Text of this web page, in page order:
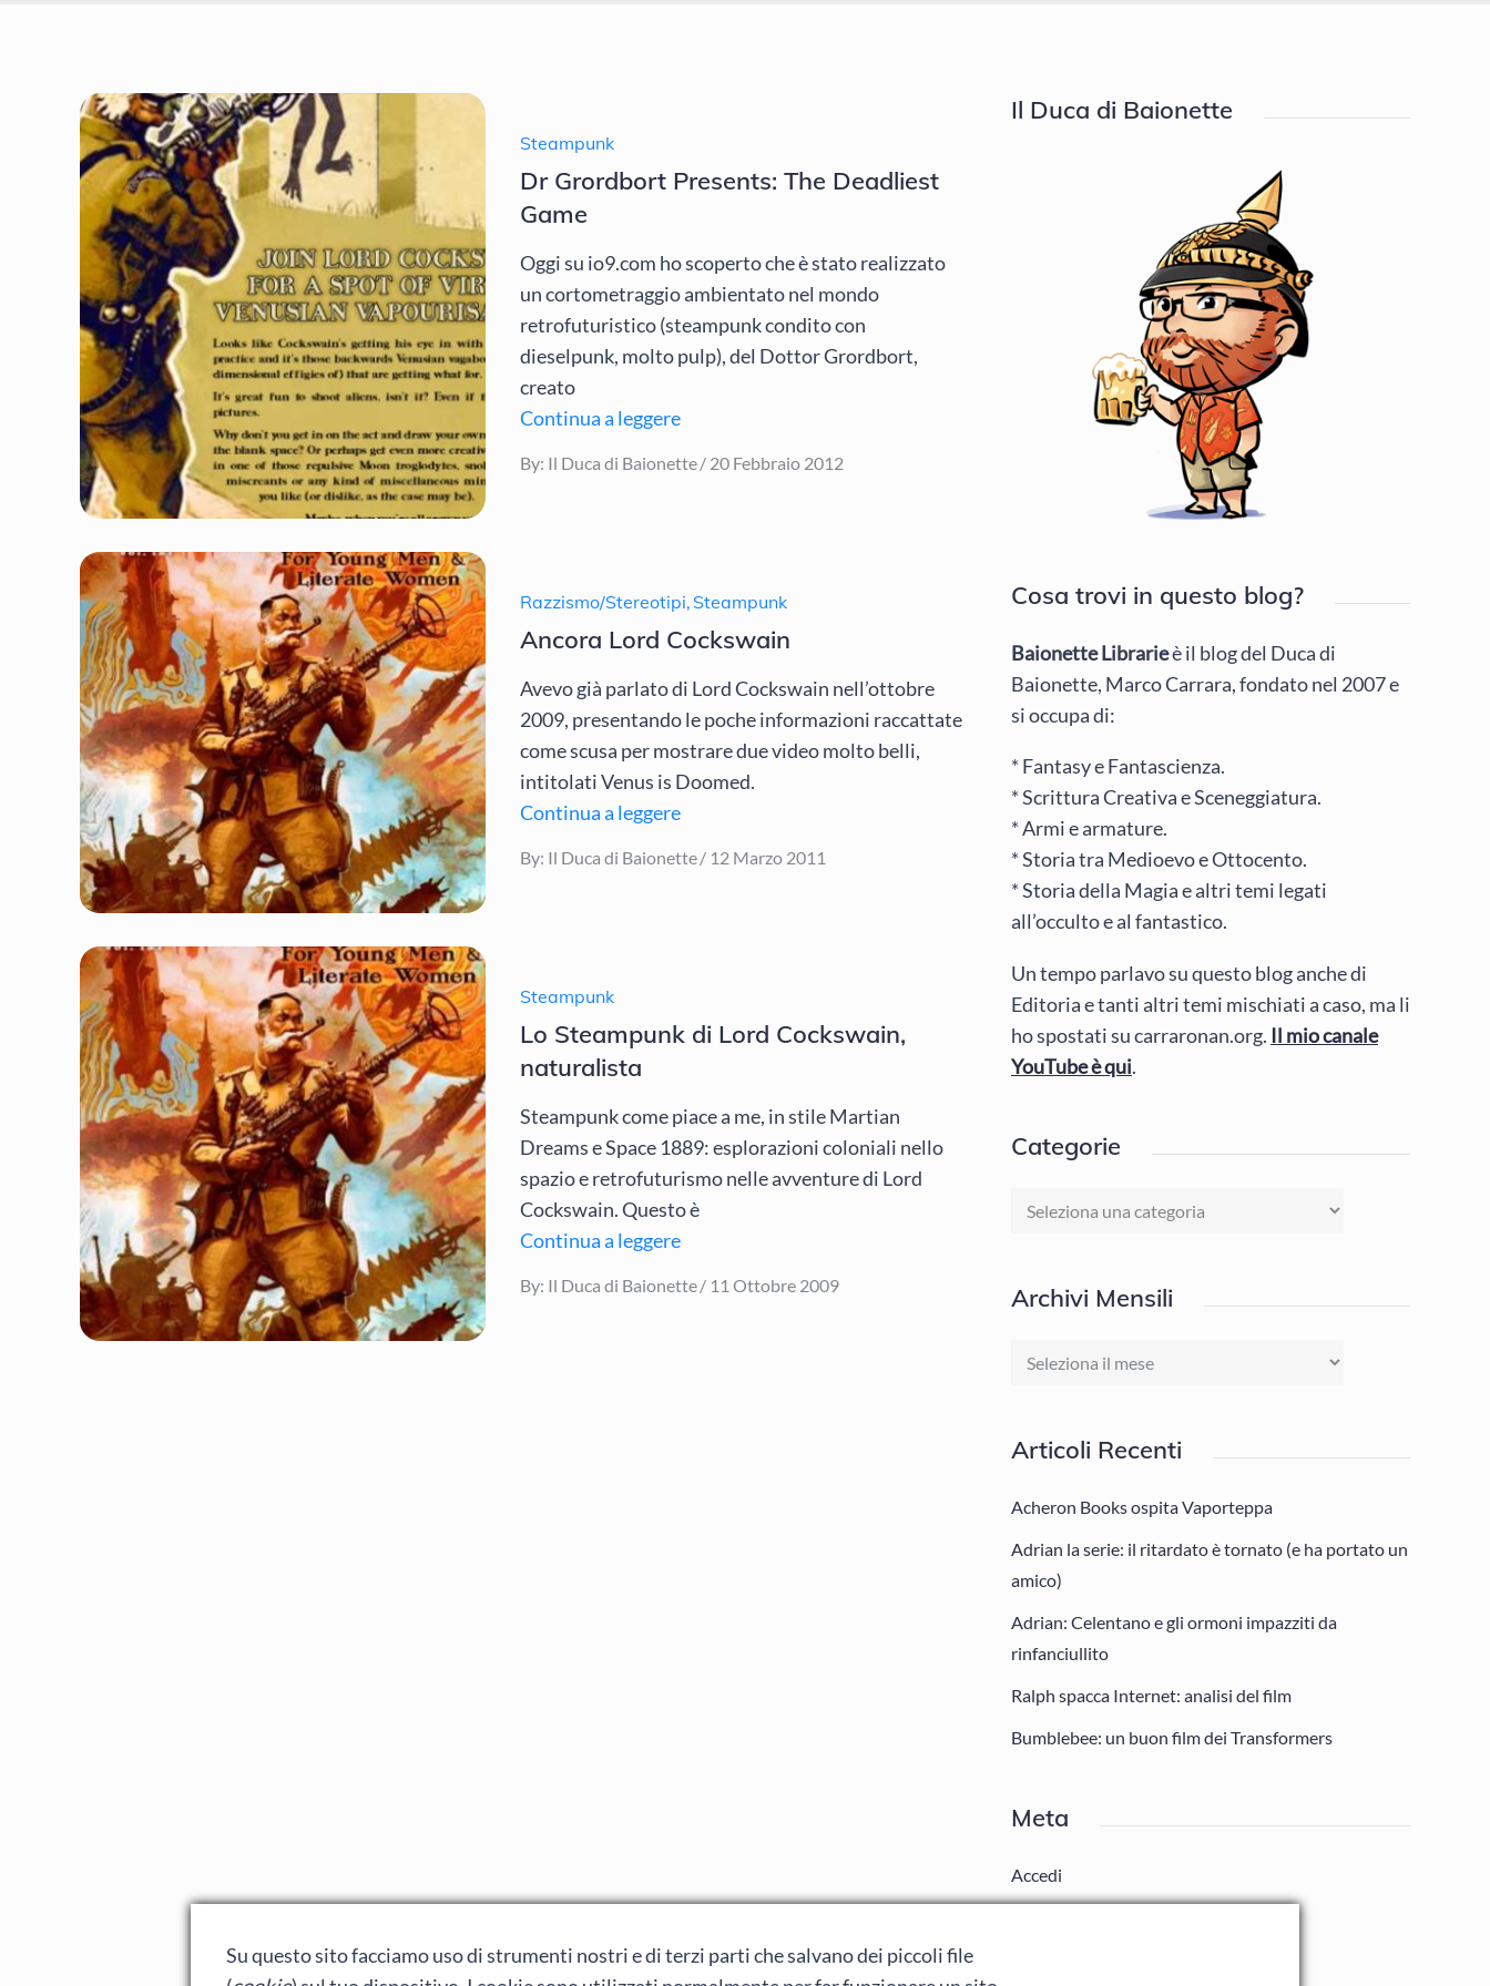
Steampunk
Dr Grordbort Presents: The Deadliest
Game
Oggi su io9.com ho scoperto che è stato realizzato
un cortometraggio ambientato nel mondo
retrofuturistico (steampunk condito con
dieselpunk, molto pulp), del Dottor Grordbort,
creato
Continua a leggere
By: Il Duca di Baionette
Posted
20 Febbraio 2012
Razzismo/Stereotipi, Steampunk
Ancora Lord Cockswain
Avevo già parlato di Lord Cockswain nell’ottobre
2009, presentando le poche informazioni raccattate
come scusa per mostrare due video molto belli,
intitolati Venus is Doomed.
Continua a leggere
By: Il Duca di Baionette
Posted
12 Marzo 2011
Steampunk
Lo Steampunk di Lord Cockswain,
naturalista
Steampunk come piace a me, in stile Martian
Dreams e Space 1889: esplorazioni coloniali nello
spazio e retrofuturismo nelle avventure di Lord
Cockswain. Questo è
Continua a leggere
By: Il Duca di Baionette
Posted
11 Ottobre 2009
Il Duca di Baionette
Cosa trovi in questo blog?
Baionette Librarieè il blog del Duca di
Baionette, Marco Carrara, fondato nel 2007 e
si occupa di:
* Fantasy e Fantascienza.
* Scrittura Creativa e Sceneggiatura.
* Armi e armature.
* Storia tra Medioevo e Ottocento.
* Storia della Magia e altri temi legati
all’occulto e al fantastico.
Un tempo parlavo su questo blog anche di
Editoria e tanti altri temi mischiati a caso, ma li
ho spostati su carraronan.org. Il mio canale
YouTube è qui.
Categorie
Categorie
Archivi Mensili
Archivi
Articoli Recenti
Acheron Books ospita Vaporteppa
Adrian la serie: il ritardato è tornato (e ha portato un
amico)
Adrian: Celentano e gli ormoni impazziti da
rinfanciullito
Ralph spacca Internet: analisi del film
Bumblebee: un buon film dei Transformers
Meta
Accedi
Su questo sito facciamo uso di strumenti nostri e di terzi parti che salvano dei piccoli file